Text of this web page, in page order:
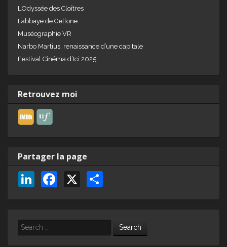
L’Odyssée des Cloîtres
L’abbaye de Gellone
Muséographie VR
Narbo Martius, renaissance d’une capitale
Festival Cinéma d’Ici 2025
Retrouvez moi
Partager la page
Li
e
X
Search